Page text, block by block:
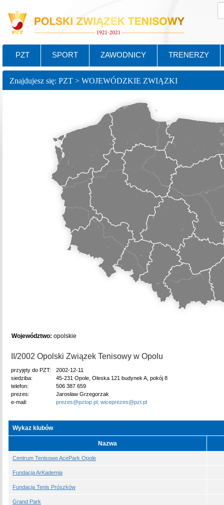
PZT SPORT ZAWODNICY TRENERZY
Znajdujesz się: PZT > WOJEWÓDZKIE ZWIĄZKI
Województwo: opolskie
II/2002 Opolski Związek Tenisowy w Opolu
przyjęty do PZT:
2002-12-11
siedziba:
45-231 Opole, Oleska 121 budynek A, pokój 8
telefon:
506 387 659
prezes:
Jarosław Grzegorzak
e-mail:
prezes@pztop.pl; wiceprezes@pzt.pl
Wykaz klubów
Nazwa
Centrum Tenisowe AcePark Opole
Fundacja ArKademia
Fundacja Tenis Prószków
Grand Park